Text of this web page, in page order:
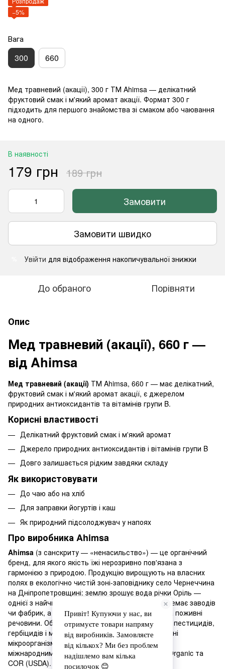
−5%
Вага
300 660
Мед травневий (акації), 300 г ТМ Ahimsa — делікатний
фруктовий смак і м'який аромат акації. Формат 300 г
підходить для першого знайомства зі смаком або чаювання
на одного.
В наявності
179 грн 189 грн
Замовити
Замовити швидко
Увійти для відображення накопичувальної знижки
До обраного Порівняти
Опис
Мед травневий (акації), 660 г —
від Ahimsa
Мед травневий (акації) ТМ Ahimsa, 660 г — має делікатний,
фруктовий смак і м'який аромат акації, є джерелом
природних антиоксидантів та вітамінів групи B.
Корисні властивості
Делікатний фруктовий смак і м'який аромат
Джерело природних антиоксидантів і вітамінів групи B
Довго залишається рідким завдяки складу
Як використовувати
До чаю або на хліб
Для заправки йогуртів і каш
Як природний підсолоджувач у напоях
Про виробника Ahimsa
Ahimsa (з санскриту — «ненасильство») — це органічний
бренд, для якого якість їжі нерозривно пов'язана з
гармонією з природою. Продукцію вирощують на власних
полях в екологічно чистій зоні-заповіднику село Чернеччина
на Дніпропетровщині: землю зрошує вода річки Оріль —
однієї з найчистіших в Європі, у радіусі 100 км немає заводів
чи фабрик, а грунт тут чорноземний, багатий на поживні
речовини. Обробіток ведеться без синтетичних пестицидів,
гербіцидів і мінеральних добрив — лише природні
мікроорганізми. Якість продукції підтверджена
міжнародними органічними сертифікатами EU Organic та
COR (USDA).